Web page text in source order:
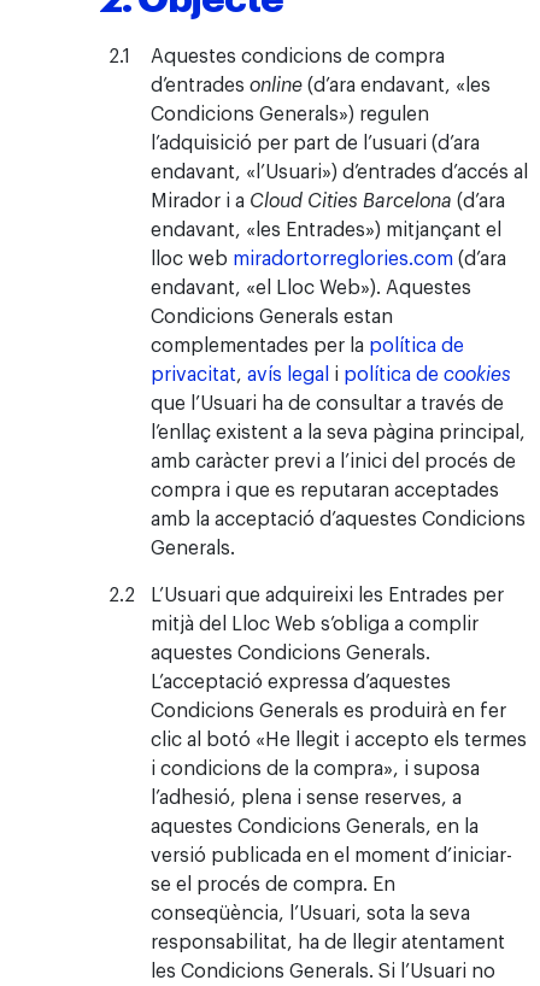
Aquestes condicions de compra
d’entrades online(d’ara endavant, «les
Condicions Generals») regulen
l’adquisició per part de l’usuari (d’ara
endavant, «l’Usuari») d’entrades d’accés al
Mirador i a Cloud Cities Barcelona (d’ara
endavant, «les Entrades») mitjançant el
lloc web miradortorreglories.com(d’ara
endavant, «el Lloc Web»). Aquestes
Condicions Generals estan
complementades per la política de
privacitat, avís legal i política de cookies
que l’Usuari ha de consultar a través de
l’enllaç existent a la seva pàgina principal,
amb caràcter previ a l’inici del procés de
compra i que es reputaran acceptades
amb la acceptació d’aquestes Condicions
Generals.
L’Usuari que adquireixi les Entrades per
mitjà del Lloc Web s’obliga a complir
aquestes Condicions Generals.
L’acceptació expressa d’aquestes
Condicions Generals es produirà en fer
clic al botó «He llegit i accepto els termes
i condicions de la compra», i suposa
l’adhesió, plena i sense reserves, a
aquestes Condicions Generals, en la
versió publicada en el moment d’iniciar-
se el procés de compra. En
conseqüència, l’Usuari, sota la seva
responsabilitat, ha de llegir atentament
les Condicions Generals. Si l’Usuari no